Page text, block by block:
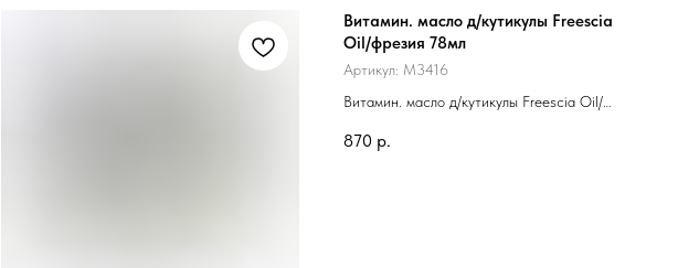
Витамин. масло д/кутикулы Freescia
Oil/фрезия 78мл
Артикул: M3416
Витамин. масло д/кутикулы Freescia Oil/
870 р.